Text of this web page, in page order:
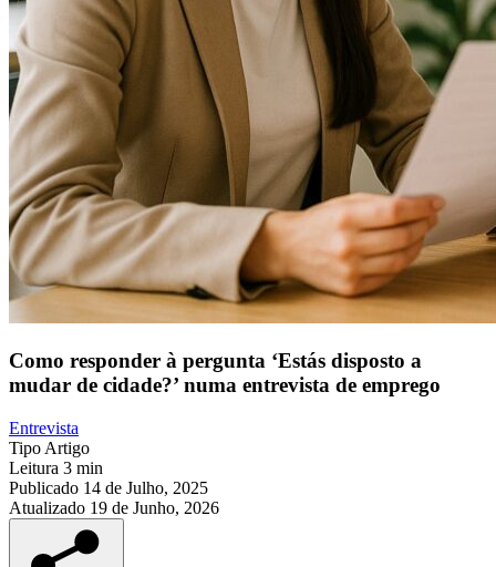
Como responder à pergunta ‘Estás disposto a
mudar de cidade?’ numa entrevista de emprego
Entrevista
Tipo Artigo
Leitura 3 min
Publicado 14 de Julho, 2025
Atualizado 19 de Junho, 2026